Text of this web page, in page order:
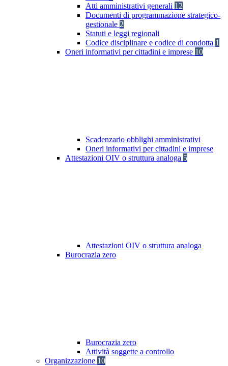
Atti amministrativi generali 12
Documenti di programmazione strategico-
gestionale 2
Statuti e leggi regionali
Codice disciplinare e codice di condotta 1
Oneri informativi per cittadini e imprese 10
Scadenzario obblighi amministrativi
Oneri informativi per cittadini e imprese
Attestazioni OIV o struttura analoga 5
Attestazioni OIV o struttura analoga
Burocrazia zero
Burocrazia zero
Attività soggette a controllo
Organizzazione 10